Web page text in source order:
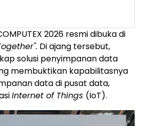
2026 resmi dibuka di
Di ajang tersebut,
solusi penyimpanan data
membuktikan kapabilitasnya
data di pusat data,
Internet of Things (IoT).